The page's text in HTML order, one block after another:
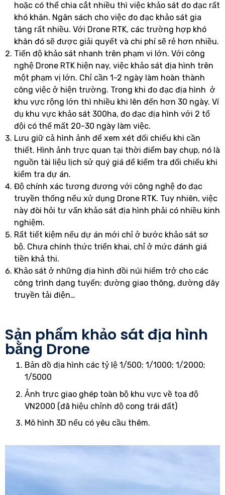
hoặc có thể chia cắt nhiều thì việc khảo sát đo đạc rất
khó khăn. Ngân sách cho việc đo đạc khảo sát gia
tăng rất nhiều. Với Drone RTK, các trường hợp khó
khăn đó sẽ được giải quyết và chi phí sẽ rẻ hơn nhiều.
Tiến độ khảo sát nhanh trên phạm vi lớn. Với công
nghệ Drone RTK hiện nay, việc khảo sát địa hình trên
một phạm vị lớn. Chỉ cần 1-2 ngày làm hoàn thành
công việc ở hiện trường. Trong khi đo đạc địa hình ở
khu vực rộng lớn thì nhiều khi lên đến hơn 30 ngày. Ví
dụ khu vực khảo sát 300ha, đo đạc địa hình với 2 tổ
đội có thể mất 20-30 ngày làm việc.
Lưu giữ cả hình ảnh để xem xét đối chiếu khi cần
thiết. Hình ảnh trực quan tại thời điểm bay chụp, nó là
nguồn tài liệu lịch sử quý giá để kiểm tra đối chiếu khi
kiểm tra dự án.
Độ chính xác tương đương với công nghệ đo đạc
truyền thống nếu xử dụng Drone RTK. Tuy nhiên, việc
này đòi hỏi tư vấn khảo sát địa hình phải có nhiều kinh
nghiệm.
Rất tiết kiệm nếu dự án mới chỉ ở bước khảo sát sơ
bộ. Chưa chính thức triển khai, chỉ ở mức đánh giá
tiền khả thi.
Khảo sát ở những địa hình đồi núi hiểm trở cho các
công trình dạng tuyến: đường giao thông, đường dây
truyền tải điện…
Sản phẩm khảo sát địa hình
bằng Drone
Bản đồ địa hình các tỷ lệ 1/500; 1/1000; 1/2000;
1/5000
Ảnh trực giao ghép toàn bộ khu vực về tọa độ
VN2000 (đã hiệu chỉnh độ cong trái đất)
Mô hình 3D nếu có yêu cầu thêm.